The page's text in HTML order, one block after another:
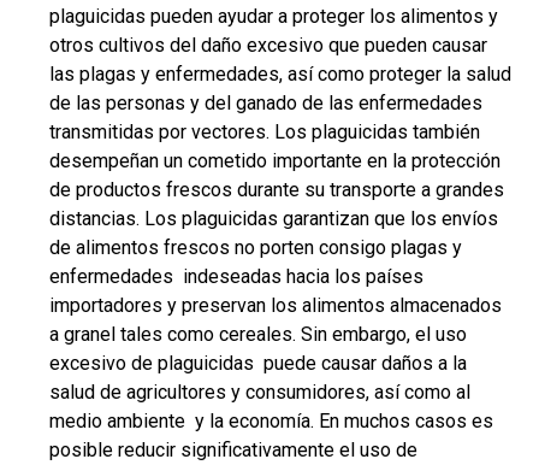
plaguicidas pueden ayudar a proteger los alimentos y
otros cultivos del daño excesivo que pueden causar
las plagas y enfermedades, así como proteger la salud
de las personas y del ganado de las enfermedades
transmitidas por vectores. Los plaguicidas también
desempeñan un cometido importante en la protección
de productos frescos durante su transporte a grandes
distancias. Los plaguicidas garantizan que los envíos
de alimentos frescos no porten consigo plagas y
enfermedades indeseadas hacia los países
importadores y preservan los alimentos almacenados
a granel tales como cereales. Sin embargo, el uso
excesivo de plaguicidas puede causar daños a la
salud de agricultores y consumidores, así como al
medio ambiente y la economía. En muchos casos es
posible reducir significativamente el uso de